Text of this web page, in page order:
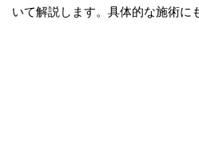
いて解説します。具体的な施術に